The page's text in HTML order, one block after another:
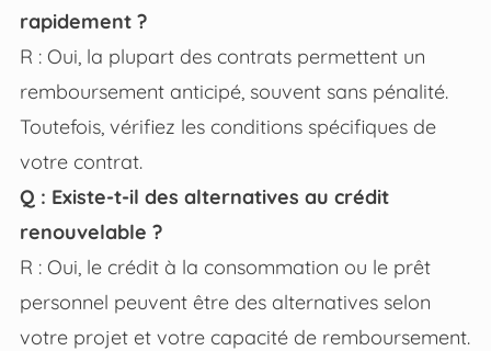
rapidement ?
R : Oui, la plupart des contrats permettent un
remboursement anticipé, souvent sans pénalité.
Toutefois, vérifiez les conditions spécifiques de
votre contrat.
Q : Existe-t-il des alternatives au crédit
renouvelable ?
R : Oui, le crédit à la consommation ou le prêt
personnel peuvent être des alternatives selon
votre projet et votre capacité de remboursement.